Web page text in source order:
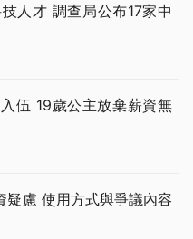
人才 調查局公布17家中
伍 19歲公主放棄薪資無
疑慮 使用方式與爭議內容